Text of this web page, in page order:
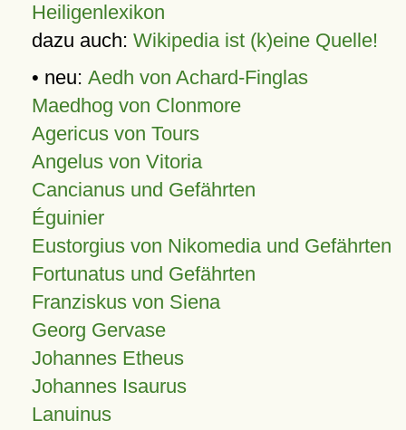
Heiligenlexikon
dazu auch: Wikipedia ist (k)eine Quelle!
• neu: Aedh von Achard-Finglas
Maedhog von Clonmore
Agericus von Tours
Angelus von Vitoria
Cancianus und Gefährten
Éguinier
Eustorgius von Nikomedia und Gefährten
Fortunatus und Gefährten
Franziskus von Siena
Georg Gervase
Johannes Etheus
Johannes Isaurus
Lanuinus